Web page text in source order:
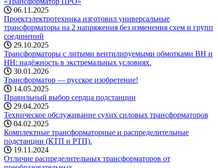
06.11.2025
Проектэлектротехника изготовил универсальные
трансформаторы на 2 напряжения без изменения схем и групп
соединений
29.10.2025
Трансформаторы с литыми вентилируемыми обмотками ВН и
НН: надёжность в экстремальных условиях.
30.01.2026
Трансформатор — русское изобретение!
14.05.2025
Правильный выбор сердца подстанции
29.04.2025
Техническое обслуживание сухих силовых трансформаторов
04.02.2025
Комплектные трансформаторные и распределительные
подстанции (КТП и РТП).
19.11.2024
Отличие распределительных трансформаторов от